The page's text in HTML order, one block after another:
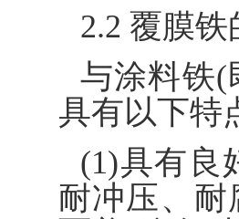
2.2 覆膜
与涂料铁(
具有以下特
(1)具有良
耐冲压、